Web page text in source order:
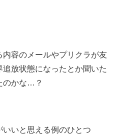
容のメールやプリクラが友
放状態になったとか聞いた
のかな…？
いと思える例のひとつ